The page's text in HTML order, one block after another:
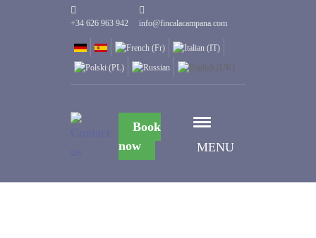
+34 626 963 942 info@fincalacampana.com
MENU
Book
now